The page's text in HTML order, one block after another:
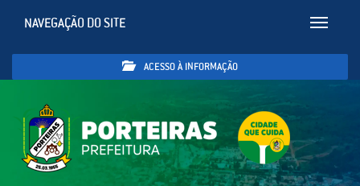
Toggle
NAVEGAÇÃO DO SITE
ACESSO À INFORMAÇÃO